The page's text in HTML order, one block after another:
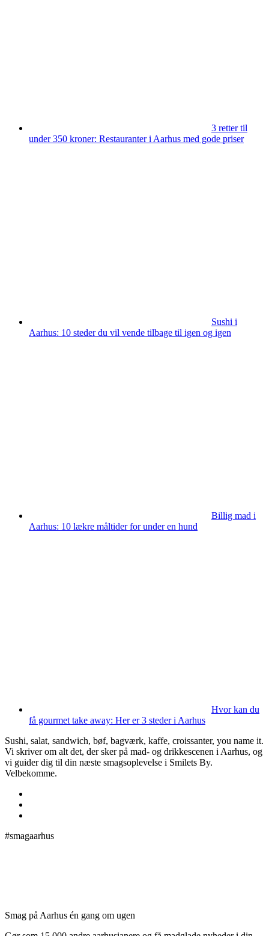
3 retter til
under 350 kroner: Restauranter i Aarhus med gode priser
Sushi i
Aarhus: 10 steder du vil vende tilbage til igen og igen
Billig mad i
Aarhus: 10 lækre måltider for under en hund
Hvor kan du
få gourmet take away: Her er 3 steder i Aarhus
Sushi, salat, sandwich, bøf, bagværk, kaffe, croissanter, you name it.
Vi skriver om alt det, der sker på mad- og drikkescenen i Aarhus, og
vi guider dig til din næste smagsoplevelse i Smilets By.
Velbekomme.
#smagaarhus
Smag på Aarhus én gang om ugen